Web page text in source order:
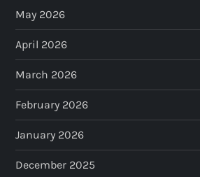
n
a
t
i
o
May 2026
April 2026
March 2026
February 2026
January 2026
December 2025